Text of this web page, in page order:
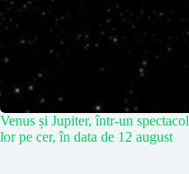
Venus și Jupiter, într-un
lor pe cer, în data de 12 august